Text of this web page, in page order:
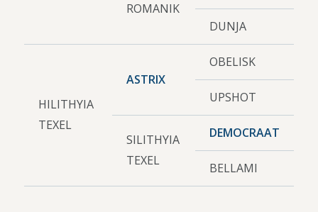
ROMANIK
DUNJA
HILITHYIA
TEXEL
ASTRIX
OBELISK
UPSHOT
SILITHYIA
TEXEL
DEMOCRAAT
BELLAMI